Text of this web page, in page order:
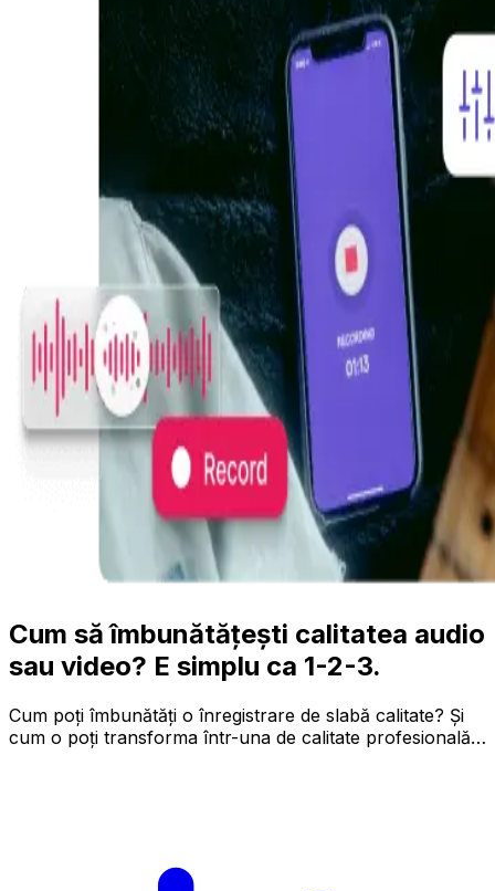
Cum să îmbunătățești calitatea audio
sau video? E simplu ca 1-2-3.
Cum poți îmbunătăți o înregistrare de slabă calitate? Și
cum o poți transforma într-una de calitate profesională…